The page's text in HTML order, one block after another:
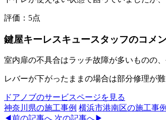
評価： 5点
鍵屋キーレスキュースタッフのコメ
室内扉の不具合はラッチ故障が多いものの
レバーが下がったままの場合は部分修理が
ドアノブのサービスページを見る
神奈川県の施工事例 横浜市港南区の施工事例